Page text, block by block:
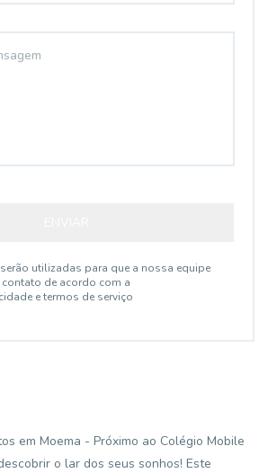
utilizadas para que a nossa equipe
de acordo com a
e termos de serviço
em Moema - Próximo ao Colégio Mobile
o lar dos seus sonhos! Este